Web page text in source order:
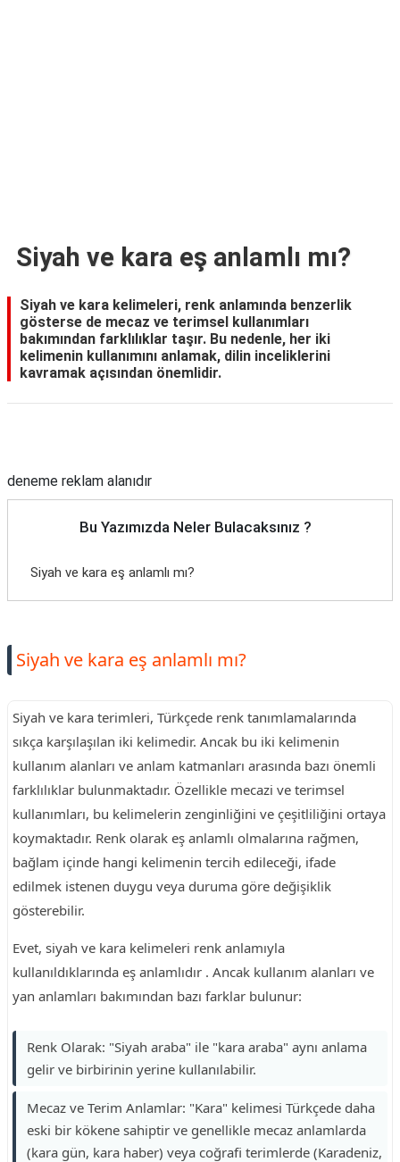
Siyah ve kara eş anlamlı mı?
Siyah ve kara kelimeleri, renk anlamında benzerlik
gösterse de mecaz ve terimsel kullanımları
bakımından farklılıklar taşır. Bu nedenle, her iki
kelimenin kullanımını anlamak, dilin inceliklerini
kavramak açısından önemlidir.
deneme reklam alanıdır
Bu Yazımızda Neler Bulacaksınız ?
Siyah ve kara eş anlamlı mı?
Siyah ve kara eş anlamlı mı?
Siyah ve kara terimleri, Türkçede renk tanımlamalarında
sıkça karşılaşılan iki kelimedir. Ancak bu iki kelimenin
kullanım alanları ve anlam katmanları arasında bazı önemli
farklılıklar bulunmaktadır. Özellikle mecazi ve terimsel
kullanımları, bu kelimelerin zenginliğini ve çeşitliliğini ortaya
koymaktadır. Renk olarak eş anlamlı olmalarına rağmen,
bağlam içinde hangi kelimenin tercih edileceği, ifade
edilmek istenen duygu veya duruma göre değişiklik
gösterebilir.
Evet, siyah ve kara kelimeleri renk anlamıyla
kullanıldıklarında eş anlamlıdır . Ancak kullanım alanları ve
yan anlamları bakımından bazı farklar bulunur:
Renk Olarak: "Siyah araba" ile "kara araba" aynı anlama
gelir ve birbirinin yerine kullanılabilir.
Mecaz ve Terim Anlamlar: "Kara" kelimesi Türkçede daha
eski bir kökene sahiptir ve genellikle mecaz anlamlarda
(kara gün, kara haber) veya coğrafi terimlerde (Karadeniz,